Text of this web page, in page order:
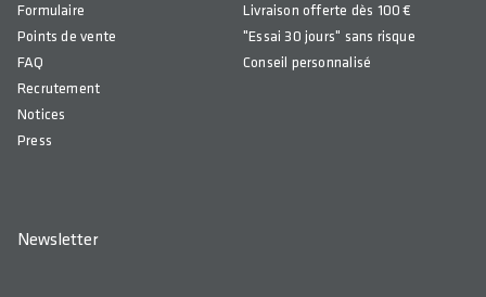
Formulaire
Points de vente
FAQ
Recrutement
Notices
Press
Livraison offerte dès 100 €
"Essai 30 jours" sans risque
Conseil personnalisé
Newsletter